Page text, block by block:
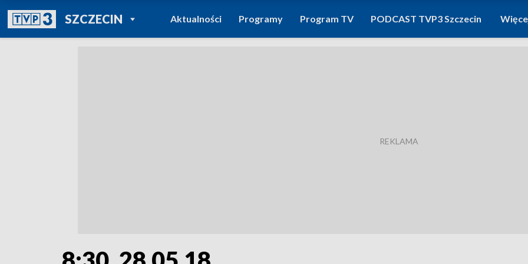
SZCZECINPOWRÓT DO
TVP REGIONY
Aktualności Programy Program TV PODCAST TVP3 Szczecin